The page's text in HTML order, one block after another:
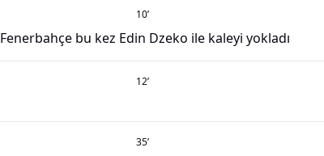
10’
Fenerbahçe bu kez Edin Dzeko ile kaleyi yokladı
12’
35’